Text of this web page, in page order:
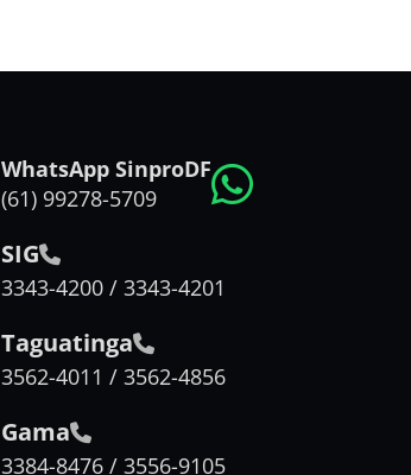
WhatsApp SinproDF
(61) 99278-5709
SIG
3343-4200 / 3343-4201
Taguatinga
3562-4011 / 3562-4856
Gama
3384-8476 / 3556-9105